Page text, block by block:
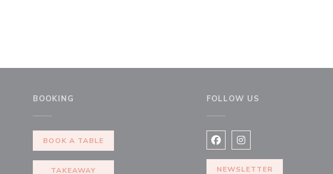
BOOKING
BOOK A TABLE
TAKEAWAY
FOLLOW US
Facebook ((opens in a new
Instagram ((opens in a
NEWSLETTER